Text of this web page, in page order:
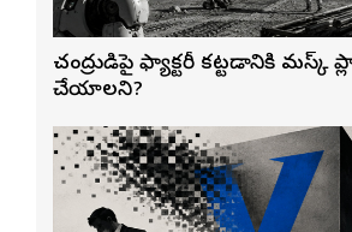
చంద్రుడిపై ఫ్యాక్టరీ కట్టడానికి మస్క్
చేయాలని?